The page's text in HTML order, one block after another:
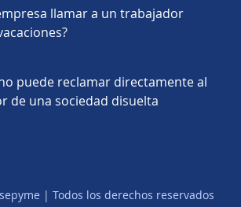
llamar a un trabajador
puede reclamar directamente al
de una sociedad disuelta
| Todos los derechos reservados